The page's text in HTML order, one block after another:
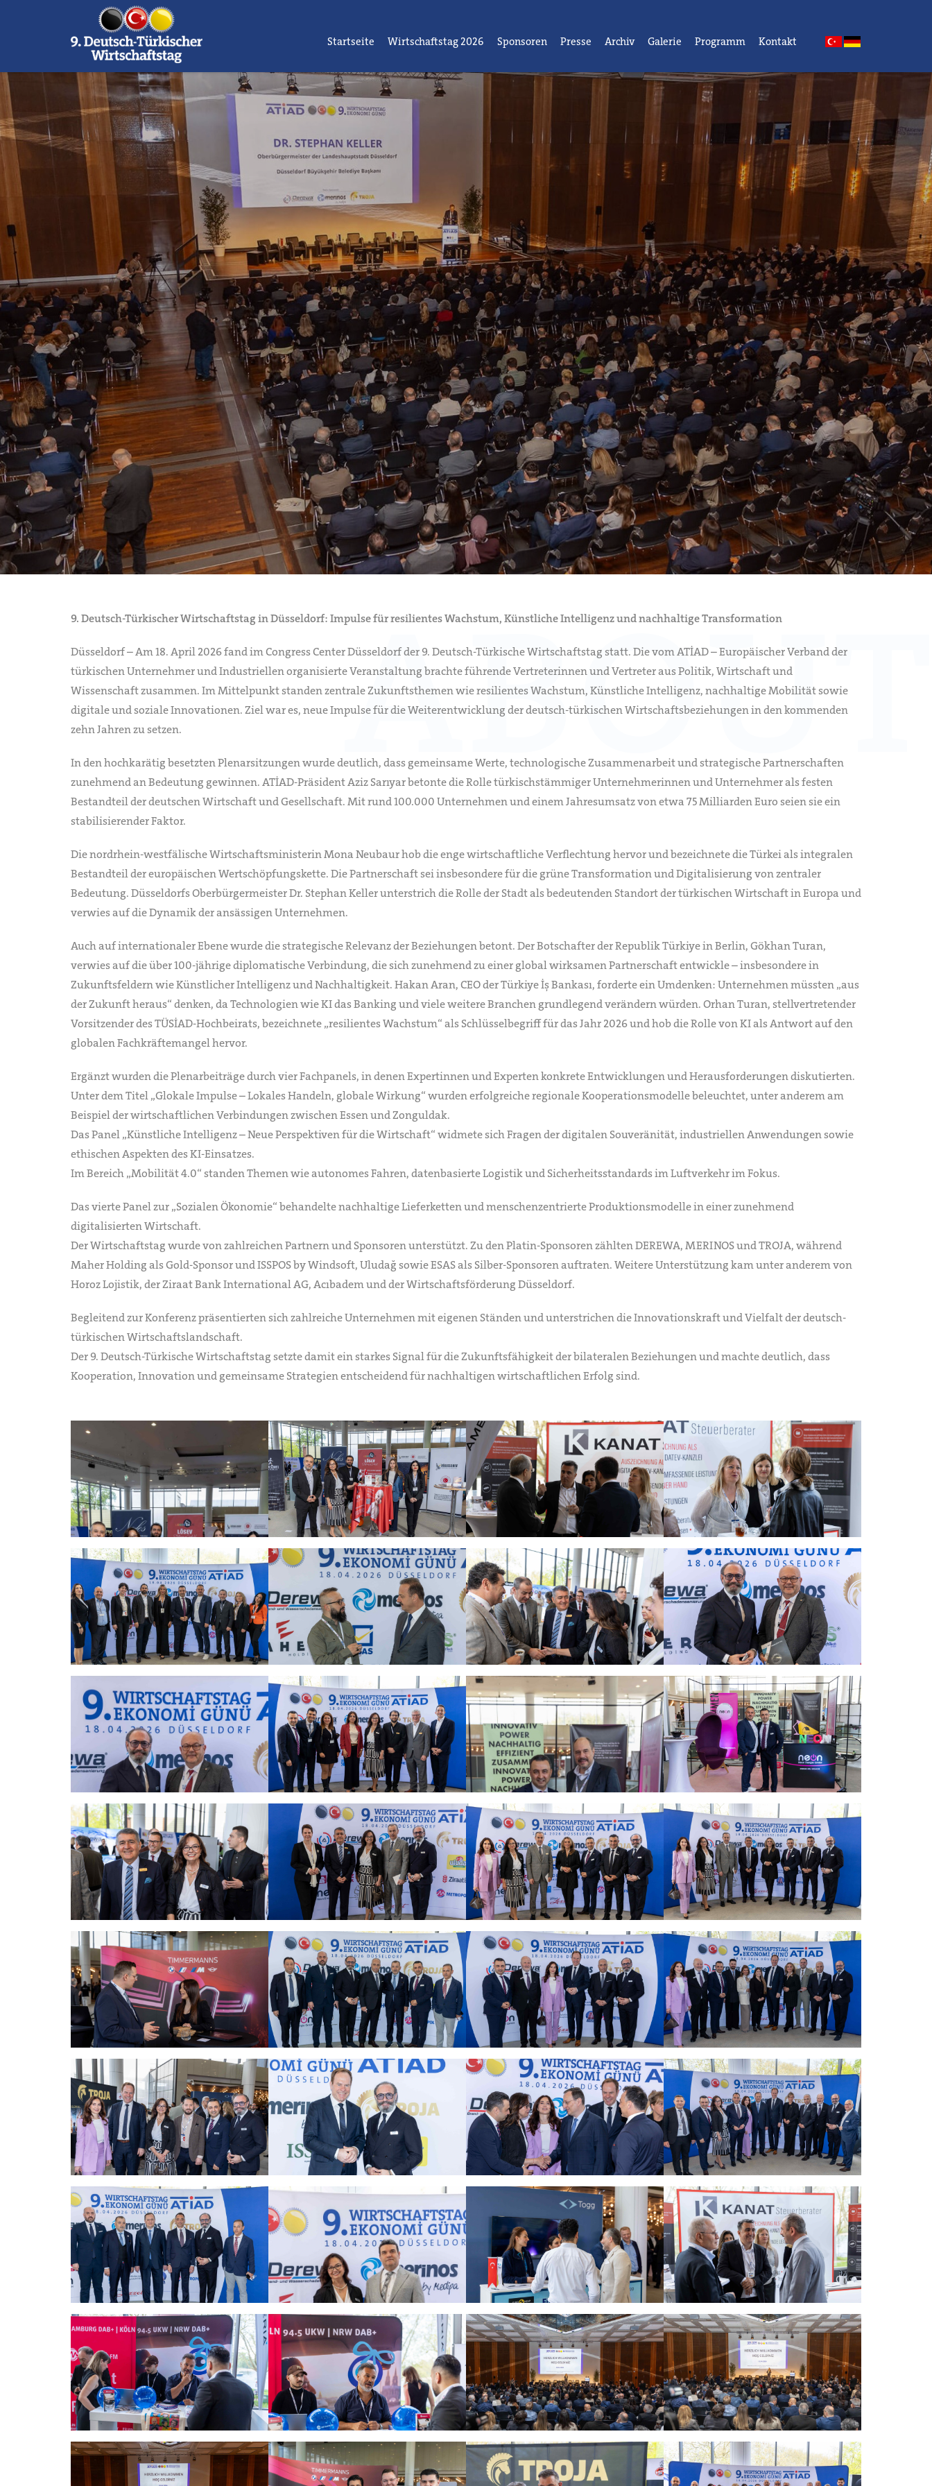
Startseite Wirtschaftstag 2026 Sponsoren Presse Archiv Galerie Programm Kontakt
9. Deutsch-Türkischer Wirtschaftstag in Düsseldorf: Impulse für resilientes Wachstum, Künstliche Intelligenz und nachhaltige Transformation
Düsseldorf – Am 18. April 2026 fand im Congress Center Düsseldorf der 9. Deutsch-Türkische Wirtschaftstag statt. Die vom ATİAD – Europäischer Verband der
türkischen Unternehmer und Industriellen organisierte Veranstaltung brachte führende Vertreterinnen und Vertreter aus Politik, Wirtschaft und
Wissenschaft zusammen. Im Mittelpunkt standen zentrale Zukunftsthemen wie resilientes Wachstum, Künstliche Intelligenz, nachhaltige Mobilität sowie
digitale und soziale Innovationen. Ziel war es, neue Impulse für die Weiterentwicklung der deutsch-türkischen Wirtschaftsbeziehungen in den kommenden
zehn Jahren zu setzen.
In den hochkarätig besetzten Plenarsitzungen wurde deutlich, dass gemeinsame Werte, technologische Zusammenarbeit und strategische Partnerschaften
zunehmend an Bedeutung gewinnen. ATİAD-Präsident Aziz Sarıyar betonte die Rolle türkischstämmiger Unternehmerinnen und Unternehmer als festen
Bestandteil der deutschen Wirtschaft und Gesellschaft. Mit rund 100.000 Unternehmen und einem Jahresumsatz von etwa 75 Milliarden Euro seien sie ein
stabilisierender Faktor.
Die nordrhein-westfälische Wirtschaftsministerin Mona Neubaur hob die enge wirtschaftliche Verflechtung hervor und bezeichnete die Türkei als integralen
Bestandteil der europäischen Wertschöpfungskette. Die Partnerschaft sei insbesondere für die grüne Transformation und Digitalisierung von zentraler
Bedeutung. Düsseldorfs Oberbürgermeister Dr. Stephan Keller unterstrich die Rolle der Stadt als bedeutenden Standort der türkischen Wirtschaft in Europa und
verwies auf die Dynamik der ansässigen Unternehmen.
Auch auf internationaler Ebene wurde die strategische Relevanz der Beziehungen betont. Der Botschafter der Republik Türkiye in Berlin, Gökhan Turan,
verwies auf die über 100-jährige diplomatische Verbindung, die sich zunehmend zu einer global wirksamen Partnerschaft entwickle – insbesondere in
Zukunftsfeldern wie Künstlicher Intelligenz und Nachhaltigkeit. Hakan Aran, CEO der Türkiye İş Bankası, forderte ein Umdenken: Unternehmen müssten „aus
der Zukunft heraus“ denken, da Technologien wie KI das Banking und viele weitere Branchen grundlegend verändern würden. Orhan Turan, stellvertretender
Vorsitzender des TÜSİAD-Hochbeirats, bezeichnete „resilientes Wachstum“ als Schlüsselbegriff für das Jahr 2026 und hob die Rolle von KI als Antwort auf den
globalen Fachkräftemangel hervor.
Ergänzt wurden die Plenarbeiträge durch vier Fachpanels, in denen Expertinnen und Experten konkrete Entwicklungen und Herausforderungen diskutierten.
Unter dem Titel „Glokale Impulse – Lokales Handeln, globale Wirkung“ wurden erfolgreiche regionale Kooperationsmodelle beleuchtet, unter anderem am
Beispiel der wirtschaftlichen Verbindungen zwischen Essen und Zonguldak.
Das Panel „Künstliche Intelligenz – Neue Perspektiven für die Wirtschaft“ widmete sich Fragen der digitalen Souveränität, industriellen Anwendungen sowie
ethischen Aspekten des KI-Einsatzes.
Im Bereich „Mobilität 4.0“ standen Themen wie autonomes Fahren, datenbasierte Logistik und Sicherheitsstandards im Luftverkehr im Fokus.
Das vierte Panel zur „Sozialen Ökonomie“ behandelte nachhaltige Lieferketten und menschenzentrierte Produktionsmodelle in einer zunehmend
digitalisierten Wirtschaft.
Der Wirtschaftstag wurde von zahlreichen Partnern und Sponsoren unterstützt. Zu den Platin-Sponsoren zählten DEREWA, MERINOS und TROJA, während
Maher Holding als Gold-Sponsor und ISSPOS by Windsoft, Uludağ sowie ESAS als Silber-Sponsoren auftraten. Weitere Unterstützung kam unter anderem von
Horoz Lojistik, der Ziraat Bank International AG, Acıbadem und der Wirtschaftsförderung Düsseldorf.
Begleitend zur Konferenz präsentierten sich zahlreiche Unternehmen mit eigenen Ständen und unterstrichen die Innovationskraft und Vielfalt der deutsch-
türkischen Wirtschaftslandschaft.
Der 9. Deutsch-Türkische Wirtschaftstag setzte damit ein starkes Signal für die Zukunftsfähigkeit der bilateralen Beziehungen und machte deutlich, dass
Kooperation, Innovation und gemeinsame Strategien entscheidend für nachhaltigen wirtschaftlichen Erfolg sind.